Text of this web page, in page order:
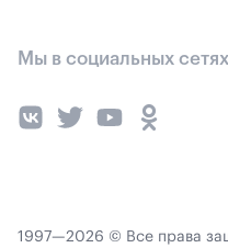
Мы в социальных сетях
1997—2026 © Все права